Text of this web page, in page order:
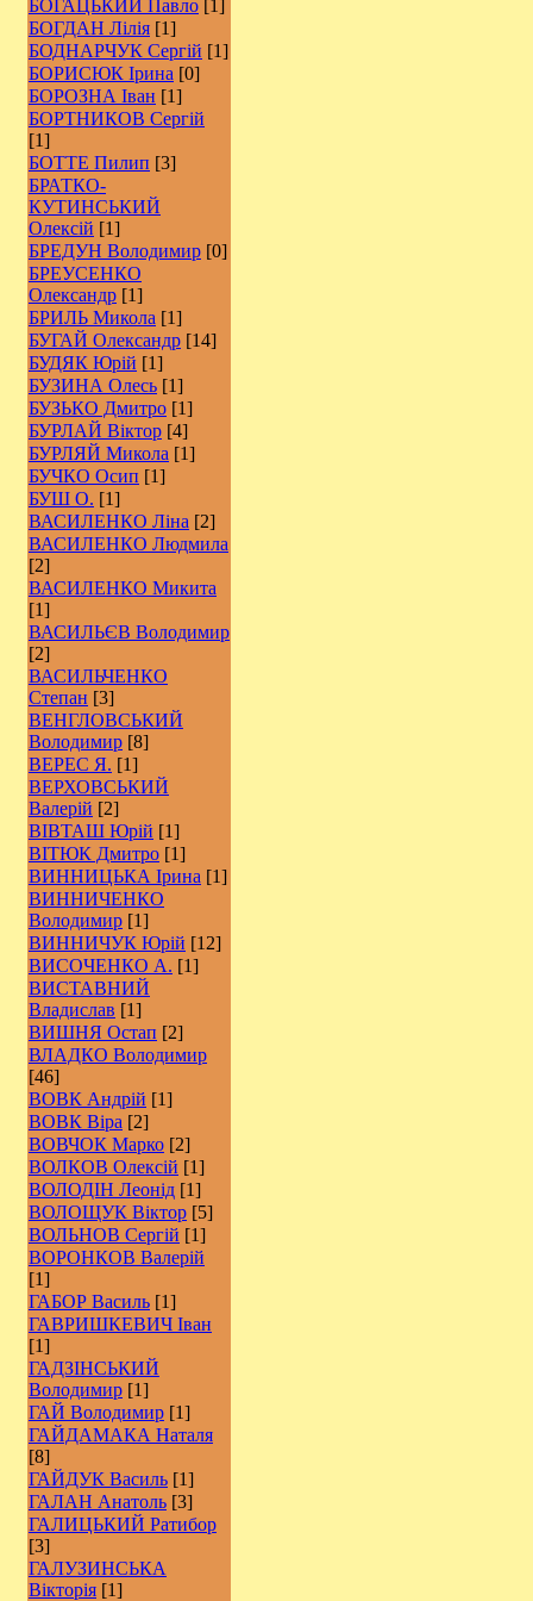
БОГАЦЬКИЙ Павло [1]
БОГДАН Лілія [1]
БОДНАРЧУК Сергій [1]
БОРИСЮК Ірина [0]
БОРОЗНА Іван [1]
БОРТНИКОВ Сергій
[1]
БОТТЕ Пилип [3]
БРАТКО-
КУТИНСЬКИЙ
Олексій [1]
БРЕДУН Володимир [0]
БРЕУСЕНКО
Олександр [1]
БРИЛЬ Микола [1]
БУГАЙ Олександр [14]
БУДЯК Юрій [1]
БУЗИНА Олесь [1]
БУЗЬКО Дмитро [1]
БУРЛАЙ Віктор [4]
БУРЛЯЙ Микола [1]
БУЧКО Осип [1]
БУШ О. [1]
ВАСИЛЕНКО Ліна [2]
ВАСИЛЕНКО Людмила
[2]
ВАСИЛЕНКО Микита
[1]
ВАСИЛЬЄВ Володимир
[2]
ВАСИЛЬЧЕНКО
Степан [3]
ВЕНГЛОВСЬКИЙ
Володимир [8]
ВЕРЕС Я. [1]
ВЕРХОВСЬКИЙ
Валерій [2]
ВІВТАШ Юрій [1]
ВІТЮК Дмитро [1]
ВИННИЦЬКА Ірина [1]
ВИННИЧЕНКО
Володимир [1]
ВИННИЧУК Юрій [12]
ВИСОЧЕНКО А. [1]
ВИСТАВНИЙ
Владислав [1]
ВИШНЯ Остап [2]
ВЛАДКО Володимир
[46]
ВОВК Андрій [1]
ВОВК Віра [2]
ВОВЧОК Марко [2]
ВОЛКОВ Олексій [1]
ВОЛОДІН Леонід [1]
ВОЛОЩУК Віктор [5]
ВОЛЬНОВ Сергій [1]
ВОРОНКОВ Валерій
[1]
ГАБОР Василь [1]
ГАВРИШКЕВИЧ Іван
[1]
ГАДЗІНСЬКИЙ
Володимир [1]
ГАЙ Володимир [1]
ГАЙДАМАКА Наталя
[8]
ГАЙДУК Василь [1]
ГАЛАН Анатоль [3]
ГАЛИЦЬКИЙ Ратибор
[3]
ГАЛУЗИНСЬКА
Вікторія [1]